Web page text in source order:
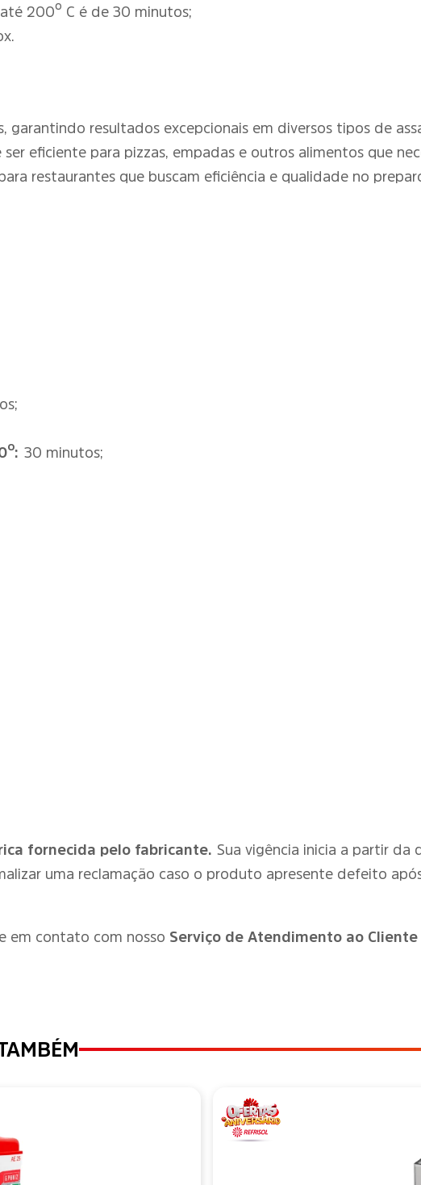
200º C é de 30 minutos;
garantindo resultados excepcionais em diversos tipos de
eficiente para pizzas, empadas e outros alimentos que
restaurantes que buscam eficiência e qualidade no
30 minutos;
fornecida pelo fabricante. Sua vigência inicia a partir da
uma reclamação caso o produto apresente defeito
em contato com nosso Serviço de Atendimento ao Cliente